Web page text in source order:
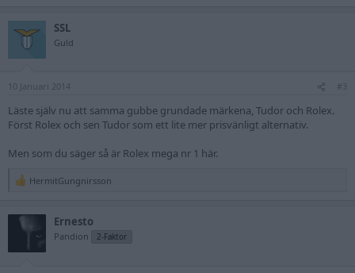
c
o
s
SSL
Guld
10 Januari 2014 #3
Läste själv nu att samma gubbe grundade märkena, Tudor och Rolex.
Först Rolex och sen Tudor som ett lite mer prisvänligt alternativ.
Men som du säger så är Rolex mega nr 1 här.
R
o
HermitGungnirsson
Ernesto
Pandion 2-Faktor